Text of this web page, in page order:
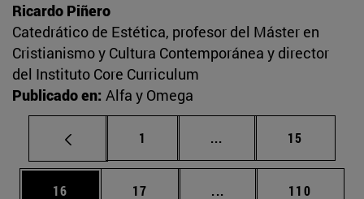
Ricardo Piñero
Catedrático de Estética, profesor del Máster en
Cristianismo y Cultura Contemporánea y director
del Instituto Core Curriculum
Publicado en: Alfa y Omega
Página
1 ... Páginas intermedias
Página
15
Página
16 Página
17 ... Páginas intermedias
Página
110